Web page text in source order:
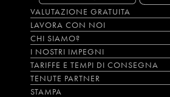
VALUTAZIONE GRATUITA
LAVORA CON NOI
CHI SIAMO?
I NOSTRI IMPEGNI
TARIFFE E TEMPI DI CONSEGNA
TENUTE PARTNER
STAMPA